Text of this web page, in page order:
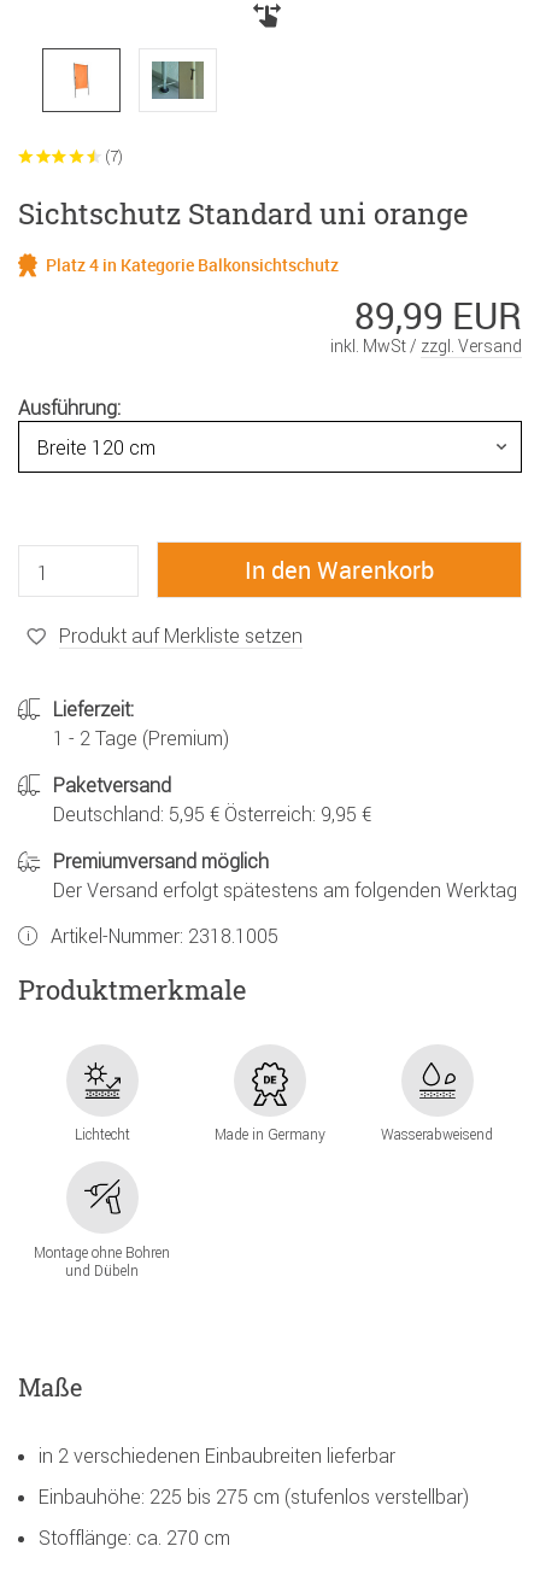
(7)
Sichtschutz Standard uni orange
Platz 4 in Kategorie Balkonsichtschutz
89,99 EUR
inkl. MwSt / zzgl. Versand
Ausführung:
Produkt auf Merkliste setzen
Lieferzeit:
1 - 2 Tage (Premium)
Paketversand
Deutschland: 5,95 € Österreich: 9,95 €
Premiumversand möglich
Der Versand erfolgt spätestens am folgenden Werktag
Artikel-Nummer: 2318.1005
Produktmerkmale
Lichtecht Made in Germany Wasserabweisend
Montage ohne Bohren
und Dübeln
Maße
in 2 verschiedenen Einbaubreiten lieferbar
Einbauhöhe: 225 bis 275 cm (stufenlos verstellbar)
Stofflänge: ca. 270 cm